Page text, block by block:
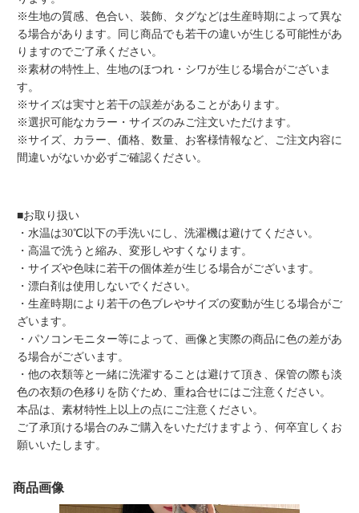
※生地の質感、色合い、装飾、タグなどは生産時期によって異な
る場合があります。同じ商品でも若干の違いが生じる可能性があ
りますのでご了承ください。
※素材の特性上、生地のほつれ・シワが生じる場合がございま
す。
※サイズは実寸と若干の誤差があることがあります。
※選択可能なカラー・サイズのみご注文いただけます。
※サイズ、カラー、価格、数量、お客様情報など、ご注文内容に
間違いがないか必ずご確認ください。
■お取り扱い
・水温は30℃以下の手洗いにし、洗濯機は避けてください。
・高温で洗うと縮み、変形しやすくなります。
・サイズや色味に若干の個体差が生じる場合がございます。
・漂白剤は使用しないでください。
・生産時期により若干の色ブレやサイズの変動が生じる場合がご
ざいます。
・パソコンモニター等によって、画像と実際の商品に色の差があ
る場合がございます。
・他の衣類等と一緒に洗濯することは避けて頂き、保管の際も淡
色の衣類の色移りを防ぐため、重ね合せにはご注意ください。
本品は、素材特性上以上の点にご注意ください。
ご了承頂ける場合のみご購入をいただけますよう、何卒宜しくお
願いいたします。
商品画像